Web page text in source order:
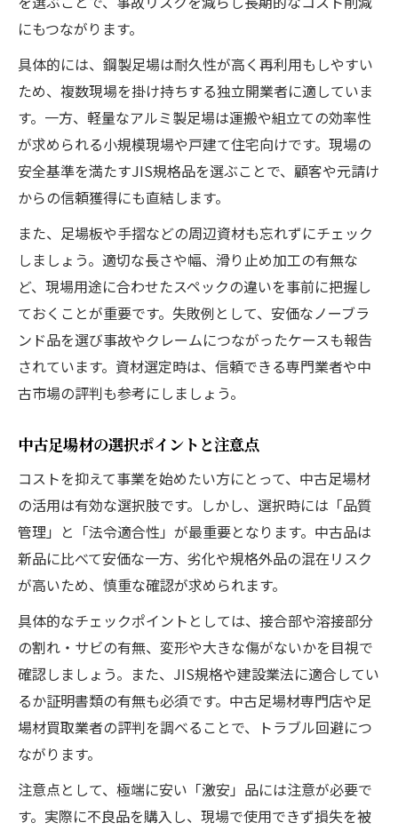
にもつながります。
具体的には、鋼製足場は耐久性が高く再利用もしやすい
ため、複数現場を掛け持ちする独立開業者に適していま
す。一方、軽量なアルミ製足場は運搬や組立ての効率性
が求められる小規模現場や戸建て住宅向けです。現場の
安全基準を満たすJIS規格品を選ぶことで、顧客や元請け
からの信頼獲得にも直結します。
また、足場板や手摺などの周辺資材も忘れずにチェック
しましょう。適切な長さや幅、滑り止め加工の有無な
ど、現場用途に合わせたスペックの違いを事前に把握し
ておくことが重要です。失敗例として、安価なノーブラ
ンド品を選び事故やクレームにつながったケースも報告
されています。資材選定時は、信頼できる専門業者や中
古市場の評判も参考にしましょう。
中古足場材の選択ポイントと注意点
コストを抑えて事業を始めたい方にとって、中古足場材
の活用は有効な選択肢です。しかし、選択時には「品質
管理」と「法令適合性」が最重要となります。中古品は
新品に比べて安価な一方、劣化や規格外品の混在リスク
が高いため、慎重な確認が求められます。
具体的なチェックポイントとしては、接合部や溶接部分
の割れ・サビの有無、変形や大きな傷がないかを目視で
確認しましょう。また、JIS規格や建設業法に適合してい
るか証明書類の有無も必須です。中古足場材専門店や足
場材買取業者の評判を調べることで、トラブル回避につ
ながります。
注意点として、極端に安い「激安」品には注意が必要で
す。実際に不良品を購入し、現場で使用できず損失を被